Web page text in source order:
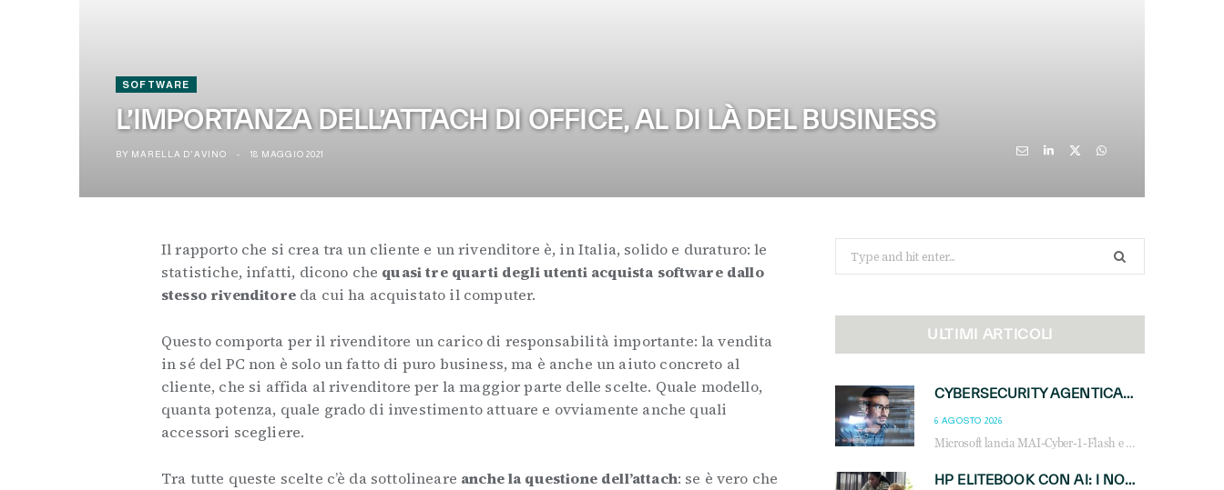
SOFTWARE
L’IMPORTANZA DELL’ATTACH DI OFFICE, AL DI LÀ DEL BUSINESS
BY MARELLA D'AVINO 18 MAGGIO 2021
Il rapporto che si crea tra un cliente e un rivenditore è, in Italia, solido e duraturo: le
statistiche, infatti, dicono che quasi tre quarti degli utenti acquista software dallo
stesso rivenditoreda cui ha acquistato il computer.
Questo comporta per il rivenditore un carico di responsabilità importante: la vendita
in sé del PC non è solo un fatto di puro business, ma è anche un aiuto concreto al
cliente, che si affida al rivenditore per la maggior parte delle scelte. Quale modello,
quanta potenza, quale grado di investimento attuare e ovviamente anche quali
accessori scegliere.
Tra tutte queste scelte c’è da sottolineare anche la questione dell’attach: se è vero che
for:
ULTIMI ARTICOLI
CYBERSECURITY AGENTICA: CON PERCEPTION E MAI-CYBER-1-FLASH MICROSOFT APRE NUOVI SERVIZI PER IL CANALE
6 AGOSTO 2026
Microsoft lancia MAI-Cyber-1-Flash e Perception: cybersecurity agentica in preview dal 3 novembre. Cosa cambia per MSP, system integrator e reseller.
HP ELITEBOOK CON AI: I NOTEBOOK BUSINESS INTELLIGENTI CHE TRASFORMANO PRODUTTIVITÀ, SICUREZZA E LAVORO IBRIDO